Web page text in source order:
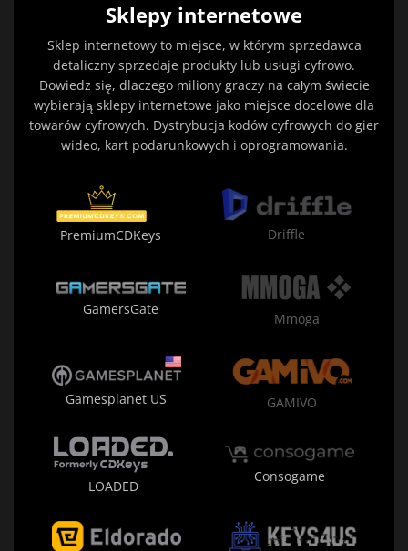
Sklepy internetowe
Sklep internetowy to miejsce, w którym sprzedawca
detaliczny sprzedaje produkty lub usługi cyfrowo.
Dowiedz się, dlaczego miliony graczy na całym świecie
wybierają sklepy internetowe jako miejsce docelowe dla
towarów cyfrowych. Dystrybucja kodów cyfrowych do gier
wideo, kart podarunkowych i oprogramowania.
PremiumCDKeys Driffle
GamersGate
Mmoga
Gamesplanet US GAMIVO
LOADED
Consogame